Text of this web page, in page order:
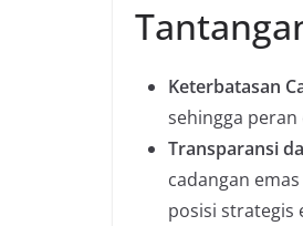
Keterbatasan
sehingga peran
Transparansi
cadangan
posisi strategis